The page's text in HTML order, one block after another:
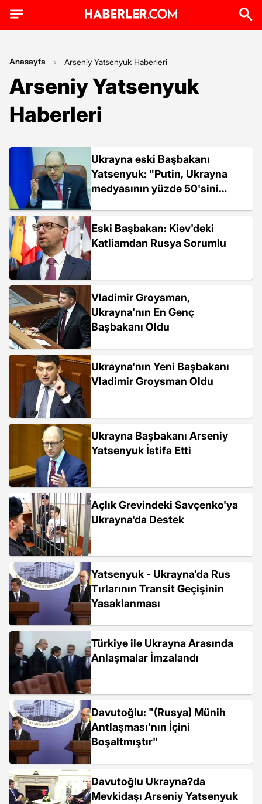
Anasayfa Arseniy Yatsenyuk Haberleri
Arseniy Yatsenyuk
Haberleri
Ukrayna eski Başbakanı
Yatsenyuk: "Putin, Ukrayna
medyasının yüzde 50'sini
Eski Başbakan: Kiev'deki
Katliamdan Rusya Sorumlu
Vladimir Groysman,
Ukrayna'nın En Genç
Başbakanı Oldu
Ukrayna'nın Yeni Başbakanı
Vladimir Groysman Oldu
Ukrayna Başbakanı Arseniy
Yatsenyuk İstifa Etti
Açlık Grevindeki Savçenko'ya
Ukrayna'da Destek
Yatsenyuk - Ukrayna'da Rus
Tırlarının Transit Geçişinin
Yasaklanması
Türkiye ile Ukrayna Arasında
Anlaşmalar İmzalandı
Davutoğlu: "(Rusya) Münih
Antlaşması'nın İçini
Boşaltmıştır"
Davutoğlu Ukrayna?da
Mevkidaşı Arseniy Yatsenyuk